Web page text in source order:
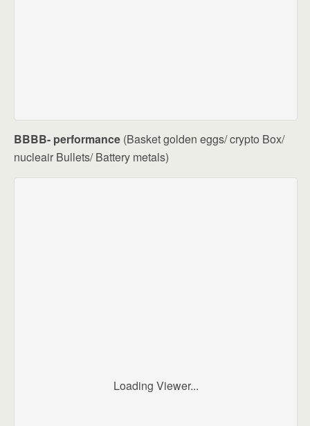
BBBB- performance (Basket golden eggs/ crypto Box/
nucleair Bullets/ Battery metals)
Loading Viewer...